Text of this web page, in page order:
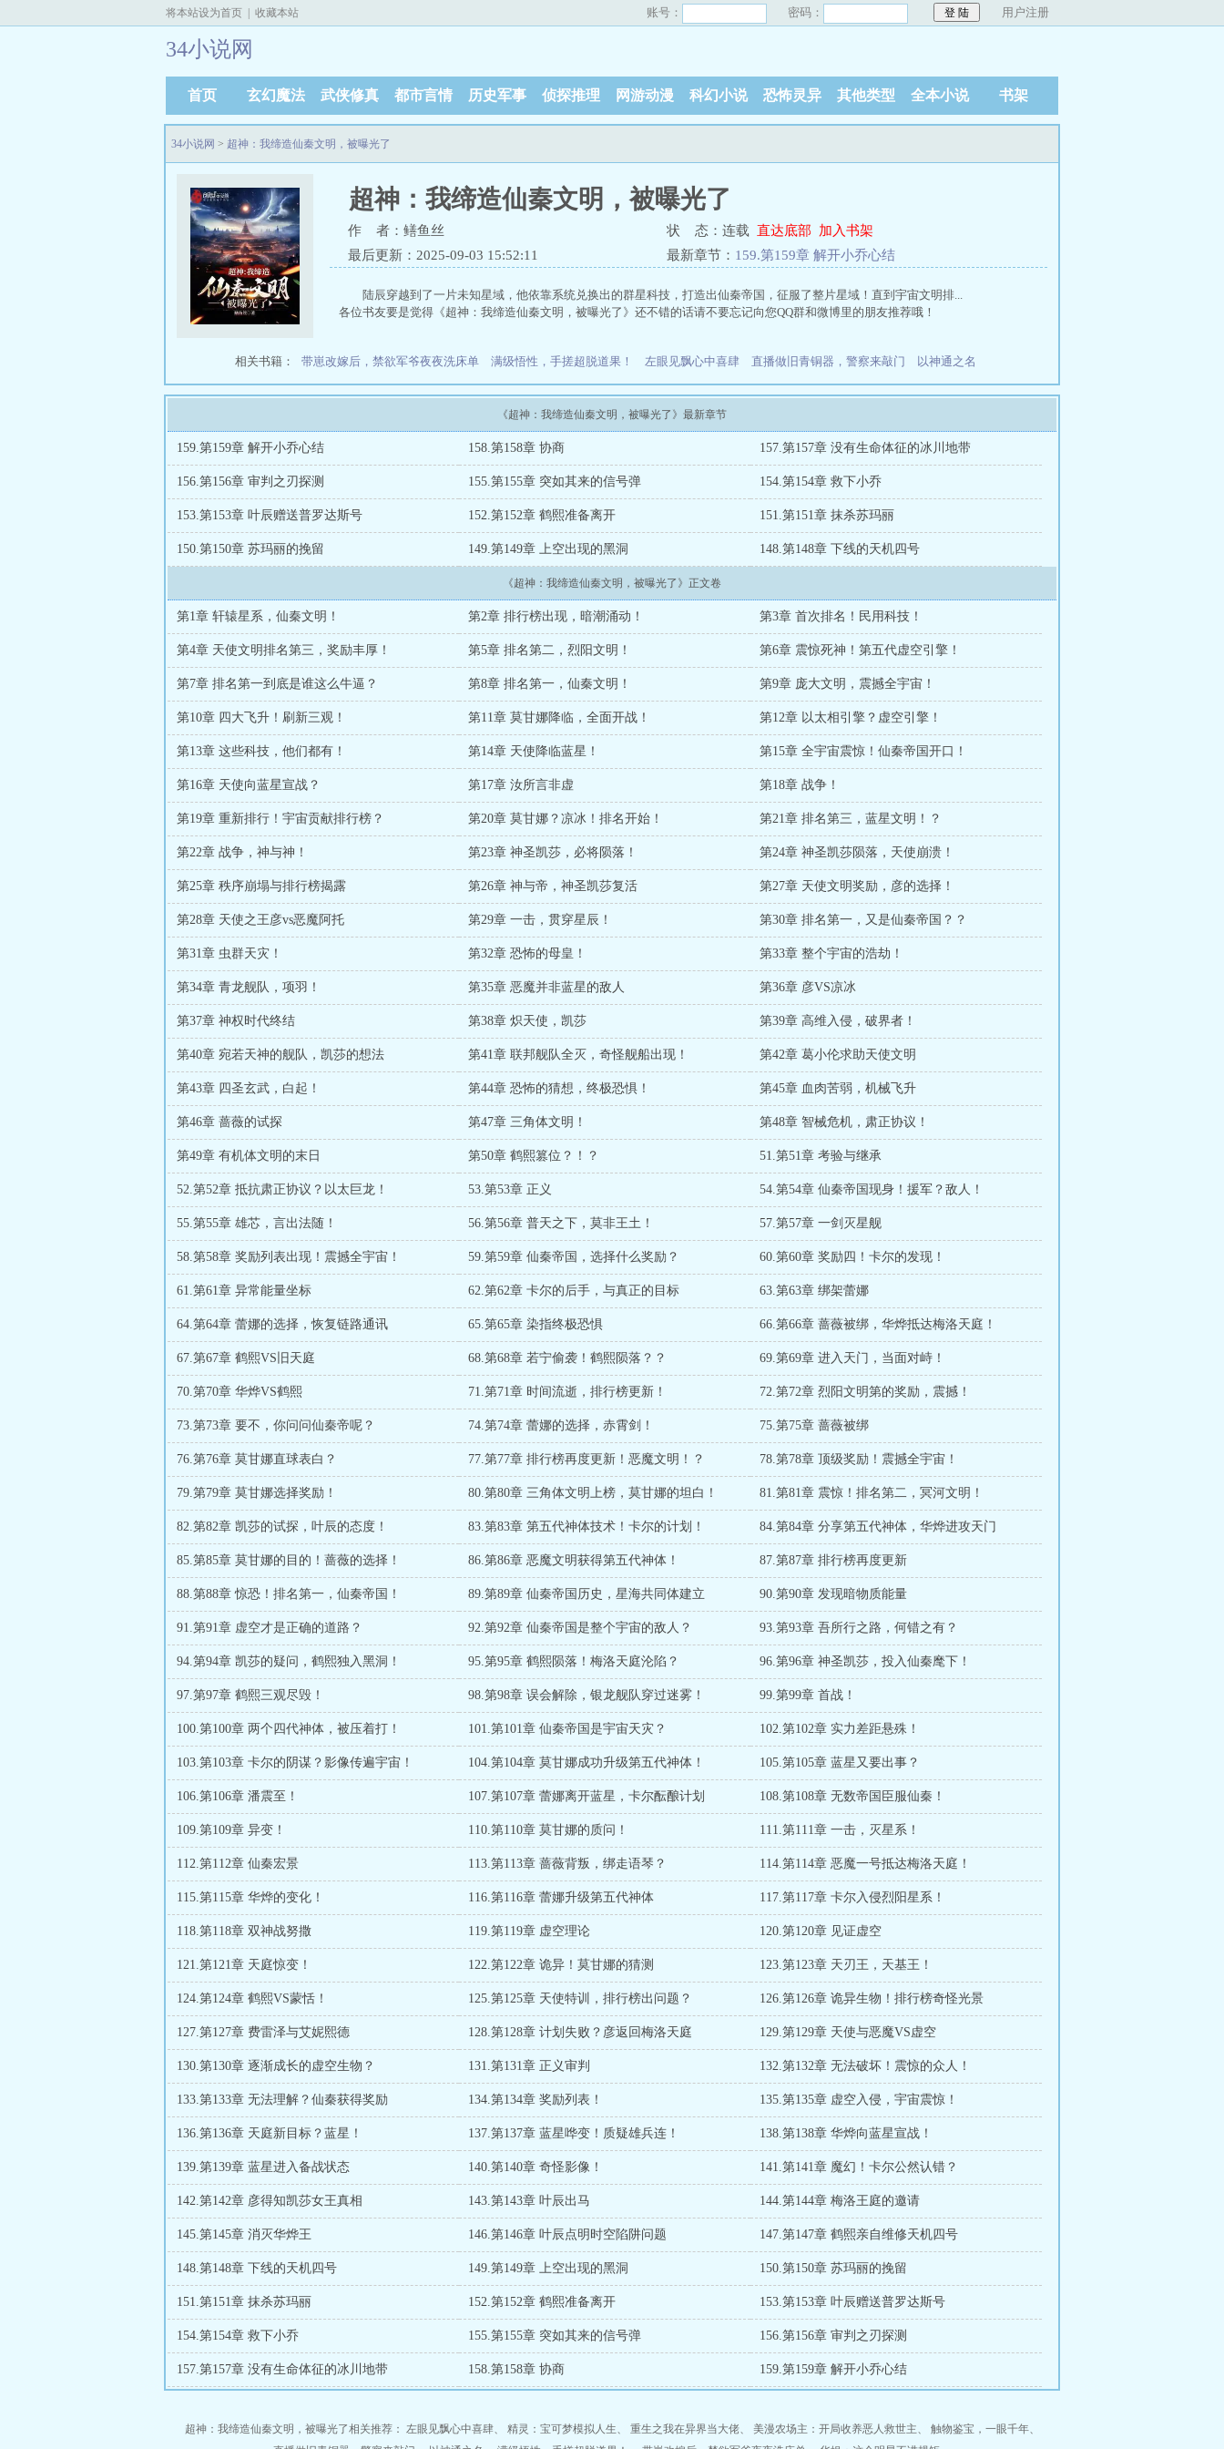
将本站设为首页 收藏本站 账号： 密码： 用户注册
34小说网
首页 玄幻魔法 武侠修真 都市言情 历史军事 侦探推理 网游动漫 科幻小说 恐怖灵异 其他类型 全本小说 书架
34小说网 > 超神：我缔造仙秦文明，被曝光了
超神：我缔造仙秦文明，被曝光了
作 者：鳝鱼丝 状 态：连载 直达底部
加入书架
最后更新：2025-09-03 15:52:11
最新章节： 159.第159章 解开小乔心结
陆辰穿越到了一片未知星域，他依靠系统兑换出的群星科技，打造出仙秦帝国，征服了整片星域！直到宇宙文明排...
各位书友要是觉得《超神：我缔造仙秦文明，被曝光了》还不错的话请不要忘记向您QQ群和微博里的朋友推荐哦！
相关书籍： 带崽改嫁后，禁欲军爷夜夜洗床单 满级悟性，手搓超脱道果！ 左眼见飘心中喜肆 直播做旧青铜器，警察来敲门 以神通之名
《超神：我缔造仙秦文明，被曝光了》最新章节
159.第159章 解开小乔心结 158.第158章 协商 157.第157章 没有生命体征的冰川地带
156.第156章 审判之刃探测 155.第155章 突如其来的信号弹 154.第154章 救下小乔
153.第153章 叶辰赠送普罗达斯号 152.第152章 鹤熙准备离开 151.第151章 抹杀苏玛丽
150.第150章 苏玛丽的挽留 149.第149章 上空出现的黑洞 148.第148章 下线的天机四号
《超神：我缔造仙秦文明，被曝光了》正文卷
第1章 轩辕星系，仙秦文明！ 第2章 排行榜出现，暗潮涌动！ 第3章 首次排名！民用科技！
第4章 天使文明排名第三，奖励丰厚！ 第5章 排名第二，烈阳文明！ 第6章 震惊死神！第五代虚空引擎！
第7章 排名第一到底是谁这么牛逼？ 第8章 排名第一，仙秦文明！ 第9章 庞大文明，震撼全宇宙！
第10章 四大飞升！刷新三观！ 第11章 莫甘娜降临，全面开战！ 第12章 以太相引擎？虚空引擎！
第13章 这些科技，他们都有！ 第14章 天使降临蓝星！ 第15章 全宇宙震惊！仙秦帝国开口！
第16章 天使向蓝星宣战？ 第17章 汝所言非虚 第18章 战争！
第19章 重新排行！宇宙贡献排行榜？ 第20章 莫甘娜？凉冰！排名开始！ 第21章 排名第三，蓝星文明！？
第22章 战争，神与神！ 第23章 神圣凯莎，必将陨落！ 第24章 神圣凯莎陨落，天使崩溃！
第25章 秩序崩塌与排行榜揭露 第26章 神与帝，神圣凯莎复活 第27章 天使文明奖励，彦的选择！
第28章 天使之王彦vs恶魔阿托 第29章 一击，贯穿星辰！ 第30章 排名第一，又是仙秦帝国？？
第31章 虫群天灾！ 第32章 恐怖的母皇！ 第33章 整个宇宙的浩劫！
第34章 青龙舰队，项羽！ 第35章 恶魔并非蓝星的敌人 第36章 彦VS凉冰
第37章 神权时代终结 第38章 炽天使，凯莎 第39章 高维入侵，破界者！
第40章 宛若天神的舰队，凯莎的想法 第41章 联邦舰队全灭，奇怪舰船出现！ 第42章 葛小伦求助天使文明
第43章 四圣玄武，白起！ 第44章 恐怖的猜想，终极恐惧！ 第45章 血肉苦弱，机械飞升
第46章 蔷薇的试探 第47章 三角体文明！ 第48章 智械危机，肃正协议！
第49章 有机体文明的末日 第50章 鹤熙篡位？！？ 51.第51章 考验与继承
52.第52章 抵抗肃正协议？以太巨龙！ 53.第53章 正义 54.第54章 仙秦帝国现身！援军？敌人！
55.第55章 雄芯，言出法随！ 56.第56章 普天之下，莫非王土！ 57.第57章 一剑灭星舰
58.第58章 奖励列表出现！震撼全宇宙！ 59.第59章 仙秦帝国，选择什么奖励？ 60.第60章 奖励四！卡尔的发现！
61.第61章 异常能量坐标 62.第62章 卡尔的后手，与真正的目标 63.第63章 绑架蕾娜
64.第64章 蕾娜的选择，恢复链路通讯 65.第65章 染指终极恐惧 66.第66章 蔷薇被绑，华烨抵达梅洛天庭！
67.第67章 鹤熙VS旧天庭 68.第68章 若宁偷袭！鹤熙陨落？？ 69.第69章 进入天门，当面对峙！
70.第70章 华烨VS鹤熙 71.第71章 时间流逝，排行榜更新！ 72.第72章 烈阳文明第的奖励，震撼！
73.第73章 要不，你问问仙秦帝呢？ 74.第74章 蕾娜的选择，赤霄剑！ 75.第75章 蔷薇被绑
76.第76章 莫甘娜直球表白？ 77.第77章 排行榜再度更新！恶魔文明！？ 78.第78章 顶级奖励！震撼全宇宙！
79.第79章 莫甘娜选择奖励！ 80.第80章 三角体文明上榜，莫甘娜的坦白！ 81.第81章 震惊！排名第二，冥河文明！
82.第82章 凯莎的试探，叶辰的态度！ 83.第83章 第五代神体技术！卡尔的计划！ 84.第84章 分享第五代神体，华烨进攻天门
85.第85章 莫甘娜的目的！蔷薇的选择！ 86.第86章 恶魔文明获得第五代神体！ 87.第87章 排行榜再度更新
88.第88章 惊恐！排名第一，仙秦帝国！ 89.第89章 仙秦帝国历史，星海共同体建立 90.第90章 发现暗物质能量
91.第91章 虚空才是正确的道路？ 92.第92章 仙秦帝国是整个宇宙的敌人？ 93.第93章 吾所行之路，何错之有？
94.第94章 凯莎的疑问，鹤熙独入黑洞！ 95.第95章 鹤熙陨落！梅洛天庭沦陷？ 96.第96章 神圣凯莎，投入仙秦麾下！
97.第97章 鹤熙三观尽毁！ 98.第98章 误会解除，银龙舰队穿过迷雾！ 99.第99章 首战！
100.第100章 两个四代神体，被压着打！ 101.第101章 仙秦帝国是宇宙天灾？ 102.第102章 实力差距悬殊！
103.第103章 卡尔的阴谋？影像传遍宇宙！ 104.第104章 莫甘娜成功升级第五代神体！ 105.第105章 蓝星又要出事？
106.第106章 潘震至！ 107.第107章 蕾娜离开蓝星，卡尔酝酿计划 108.第108章 无数帝国臣服仙秦！
109.第109章 异变！ 110.第110章 莫甘娜的质问！ 111.第111章 一击，灭星系！
112.第112章 仙秦宏景 113.第113章 蔷薇背叛，绑走语琴？ 114.第114章 恶魔一号抵达梅洛天庭！
115.第115章 华烨的变化！ 116.第116章 蕾娜升级第五代神体 117.第117章 卡尔入侵烈阳星系！
118.第118章 双神战努撒 119.第119章 虚空理论 120.第120章 见证虚空
121.第121章 天庭惊变！ 122.第122章 诡异！莫甘娜的猜测 123.第123章 天刃王，天基王！
124.第124章 鹤熙VS蒙恬！ 125.第125章 天使特训，排行榜出问题？ 126.第126章 诡异生物！排行榜奇怪光景
127.第127章 费雷泽与艾妮熙德 128.第128章 计划失败？彦返回梅洛天庭 129.第129章 天使与恶魔VS虚空
130.第130章 逐渐成长的虚空生物？ 131.第131章 正义审判 132.第132章 无法破坏！震惊的众人！
133.第133章 无法理解？仙秦获得奖励 134.第134章 奖励列表！ 135.第135章 虚空入侵，宇宙震惊！
136.第136章 天庭新目标？蓝星！ 137.第137章 蓝星哗变！质疑雄兵连！ 138.第138章 华烨向蓝星宣战！
139.第139章 蓝星进入备战状态 140.第140章 奇怪影像！ 141.第141章 魔幻！卡尔公然认错？
142.第142章 彦得知凯莎女王真相 143.第143章 叶辰出马 144.第144章 梅洛王庭的邀请
145.第145章 消灭华烨王 146.第146章 叶辰点明时空陷阱问题 147.第147章 鹤熙亲自维修天机四号
148.第148章 下线的天机四号 149.第149章 上空出现的黑洞 150.第150章 苏玛丽的挽留
151.第151章 抹杀苏玛丽 152.第152章 鹤熙准备离开 153.第153章 叶辰赠送普罗达斯号
154.第154章 救下小乔 155.第155章 突如其来的信号弹 156.第156章 审判之刃探测
157.第157章 没有生命体征的冰川地带 158.第158章 协商 159.第159章 解开小乔心结
超神：我缔造仙秦文明，被曝光了相关推荐： 左眼见飘心中喜肆、 精灵：宝可梦模拟人生、 重生之我在异界当大佬、 美漫农场主：开局收养恶人救世主、 触物鉴宝，一眼千年、